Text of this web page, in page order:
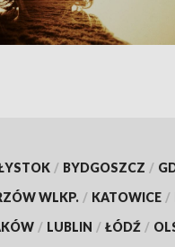
/ BYDGOSZCZ /
WLKP. / KATOWICE /
/ LUBLIN / ŁÓDŹ /